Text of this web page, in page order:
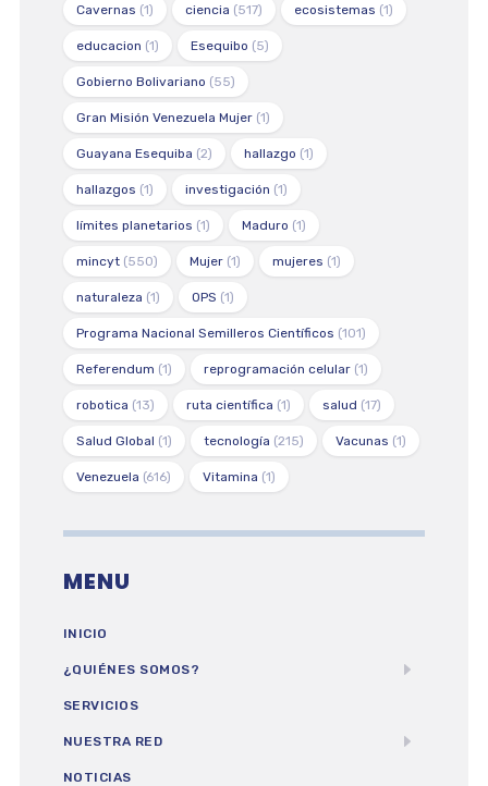
Cavernas (1) ciencia (517) ecosistemas (1)
educacion (1) Esequibo (5)
Gobierno Bolivariano (55)
Gran Misión Venezuela Mujer(1)
Guayana Esequiba (2) hallazgo (1)
hallazgos (1) investigación (1)
límites planetarios (1) Maduro (1)
mincyt(550) Mujer(1) mujeres (1)
naturaleza (1) OPS (1)
Programa Nacional Semilleros Científicos (101)
Referendum (1) reprogramación celular(1)
robotica (13) ruta científica (1) salud (17)
Salud Global (1) tecnología (215) Vacunas (1)
Venezuela (616) Vitamina (1)
MENU
INICIO
¿QUIÉNES SOMOS?
SERVICIOS
NUESTRA RED
NOTICIAS